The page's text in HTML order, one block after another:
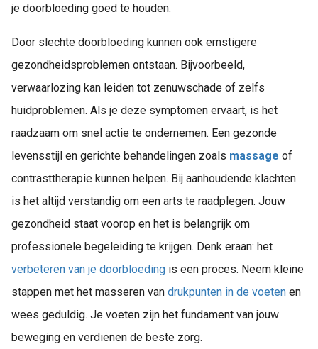
je doorbloeding goed te houden.
Door slechte doorbloeding kunnen ook ernstigere
gezondheidsproblemen ontstaan. Bijvoorbeeld,
verwaarlozing kan leiden tot zenuwschade of zelfs
huidproblemen. Als je deze symptomen ervaart, is het
raadzaam om snel actie te ondernemen. Een gezonde
levensstijl en gerichte behandelingen zoals massage of
contrasttherapie kunnen helpen. Bij aanhoudende klachten
is het altijd verstandig om een arts te raadplegen. Jouw
gezondheid staat voorop en het is belangrijk om
professionele begeleiding te krijgen. Denk eraan: het
verbeteren van je doorbloeding is een proces. Neem kleine
stappen met het masseren van drukpunten in de voeten en
wees geduldig. Je voeten zijn het fundament van jouw
beweging en verdienen de beste zorg.